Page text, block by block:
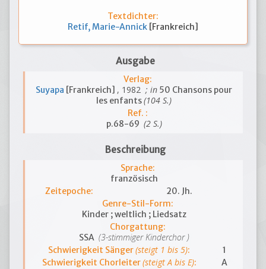
Textdichter:
Retif, Marie-Annick [Frankreich]
Ausgabe
Verlag:
Suyapa [Frankreich] , 1982 ; in 50 Chansons pour
les enfants(104 S.)
Ref. :
p.68-69 (2 S.)
Beschreibung
Sprache:
französisch
Zeitepoche:
20. Jh.
Genre-Stil-Form:
Kinder ; weltlich ; Liedsatz
Chorgattung:
SSA (3-stimmiger Kinderchor )
Schwierigkeit Sänger(steigt 1 bis 5):
1
Schwierigkeit Chorleiter(steigt A bis E):
A